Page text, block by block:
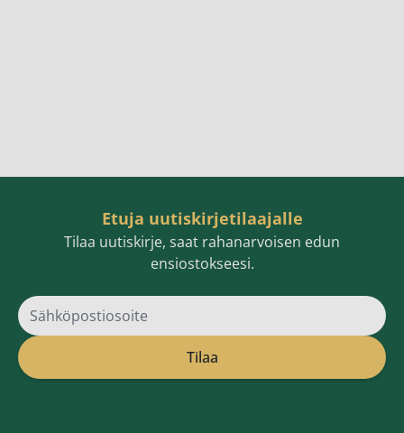
Etuja uutiskirjetilaajalle
Tilaa uutiskirje, saat rahanarvoisen edun
ensiostokseesi.
Sähköpostiosoite
Tilaa